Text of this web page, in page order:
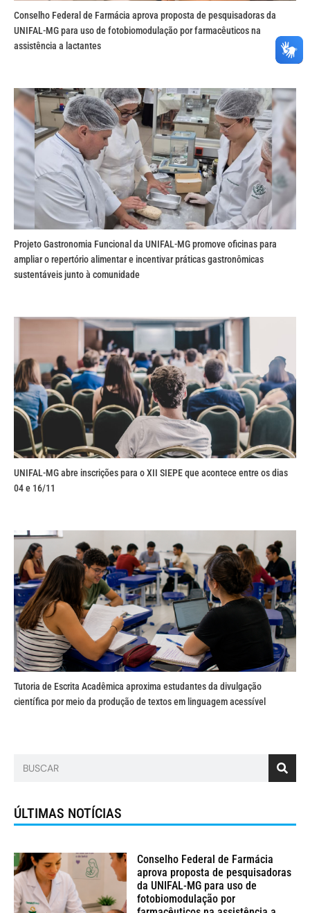
Conselho Federal de Farmácia aprova proposta de pesquisadoras da
UNIFAL-MG para uso de fotobiomodulação por farmacêuticos na
assistência a lactantes
Projeto Gastronomia Funcional da UNIFAL-MG promove oficinas para
ampliar o repertório alimentar e incentivar práticas gastronômicas
sustentáveis junto à comunidade
UNIFAL-MG abre inscrições para o XII SIEPE que acontece entre os dias
04 e 16/11
Tutoria de Escrita Acadêmica aproxima estudantes da divulgação
científica por meio da produção de textos em linguagem acessível
ÚLTIMAS NOTÍCIAS
Conselho Federal de Farmácia
aprova proposta de pesquisadoras
da UNIFAL-MG para uso de
fotobiomodulação por